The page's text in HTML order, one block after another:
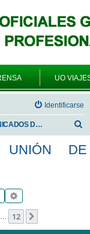
UO
Identificarse
COMUNICADOS DE LA UNIÓN DE OFICIALES
s
UNIÓN DE
Buscar
… 12